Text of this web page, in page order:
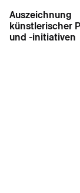
Auszeichnung
künstlerischer
und -initiativen